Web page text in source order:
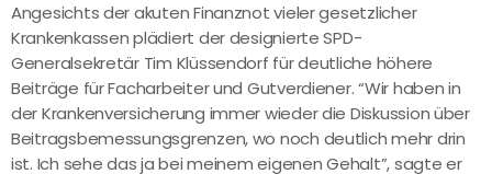
Angesichts der akuten Finanznot vieler gesetzlicher
Krankenkassen plädiert der designierte SPD-
Generalsekretär Tim Klüssendorf für deutliche höhere
Beiträge für Facharbeiter und Gutverdiener. “Wir haben in
der Krankenversicherung immer wieder die Diskussion über
Beitragsbemessungsgrenzen, wo noch deutlich mehr drin
ist. Ich sehe das ja bei meinem eigenen Gehalt”, sagte er